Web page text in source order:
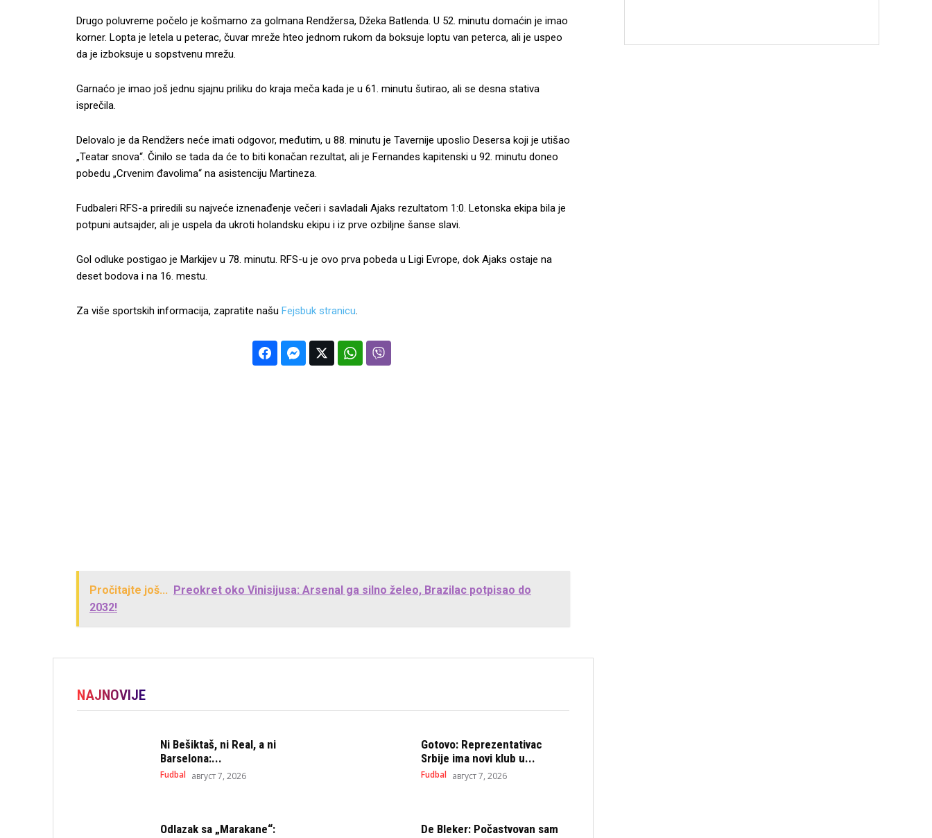
Drugo poluvreme počelo je košmarno za golmana Rendžersa, Džeka Batlenda. U 52. minutu domaćin je imao
korner. Lopta je letela u peterac, čuvar mreže hteo jednom rukom da boksuje loptu van peterca, ali je uspeo
da je izboksuje u sopstvenu mrežu.
Garnaćo je imao još jednu sjajnu priliku do kraja meča kada je u 61. minutu šutirao, ali se desna stativa
isprečila.
Delovalo je da Rendžers neće imati odgovor, međutim, u 88. minutu je Tavernije uposlio Desersa koji je utišao
„Teatar snova“. Činilo se tada da će to biti konačan rezultat, ali je Fernandes kapitenski u 92. minutu doneo
pobedu „Crvenim đavolima“ na asistenciju Martineza.
Fudbaleri RFS-a priredili su najveće iznenađenje večeri i savladali Ajaks rezultatom 1:0. Letonska ekipa bila je
potpuni autsajder, ali je uspela da ukroti holandsku ekipu i iz prve ozbiljne šanse slavi.
Gol odluke postigao je Markijev u 78. minutu. RFS-u je ovo prva pobeda u Ligi Evrope, dok Ajaks ostaje na
deset bodova i na 16. mestu.
Za više sportskih informacija, zapratite našu Fejsbuk stranicu.
Pročitajte još... Preokret oko Vinisijusa: Arsenal ga silno želeo, Brazilac potpisao do
2032!
NAJNOVIJE
Ni Bešiktaš, ni Real, a ni
Barselona:...
Fudbal август 7, 2026
Gotovo: Reprezentativac
Srbije ima novi klub u...
Fudbal август 7, 2026
Odlazak sa „Marakane“:
De Bleker: Počastvovan sam